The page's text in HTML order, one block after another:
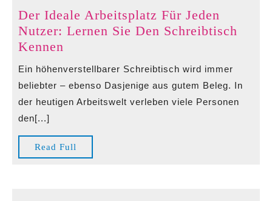
Der Ideale Arbeitsplatz Für Jeden
Nutzer: Lernen Sie Den Schreibtisch
Kennen
Ideale
Arbeitsplatz
Für
Jeden
Lernen
Sie
Ein höhenverstellbarer Schreibtisch wird immer
beliebter – ebenso Dasjenige aus gutem Beleg. In
der heutigen Arbeitswelt verleben viele Personen
den[...]
Read Full
Full